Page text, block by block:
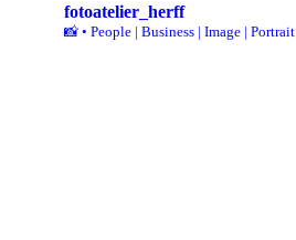
fotoatelier_herff
📸 • People | Business | Image | Portrait